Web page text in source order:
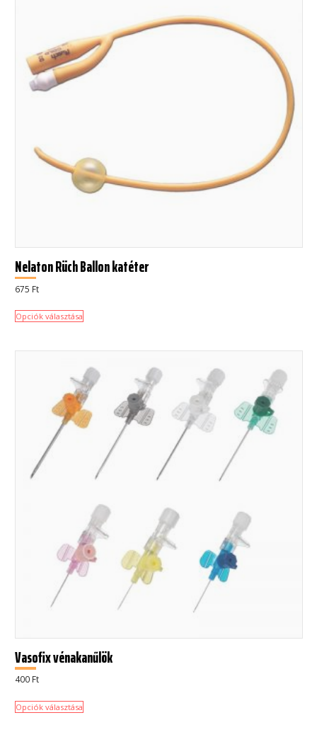
Nelaton Rüch Ballon katéter
675 Ft
Opciók választása
Vasofix vénakanűlök
400 Ft
Opciók választása